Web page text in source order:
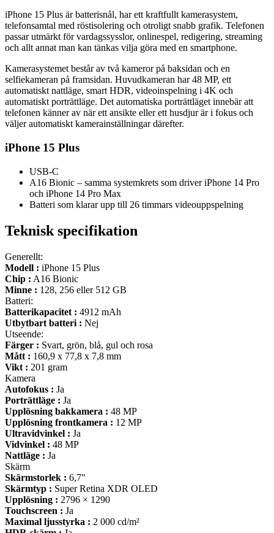
iPhone 15 Plus är batterisnål, har ett kraftfullt kamerasystem,
telefonsamtal med röstisolering och otroligt snabb grafik. Telefonen
passar utmärkt för vardagssysslor, onlinespel, redigering, streaming
och allt annat man kan tänkas vilja göra med en smartphone.
Kamerasystemet består av två kameror på baksidan och en
selfiekameran på framsidan. Huvudkameran har 48 MP, ett
automatiskt nattläge, smart HDR, videoinspelning i 4K och
automatiskt porträttläge. Det automatiska porträttläget innebär att
telefonen känner av när ett ansikte eller ett husdjur är i fokus och
väljer automatiskt kamerainställningar därefter.
iPhone 15 Plus
USB-C
A16 Bionic – samma systemkrets som driver iPhone 14 Pro
och iPhone 14 Pro Max
Batteri som klarar upp till 26 timmars videouppspelning
Teknisk specifikation
Generellt:
Modell : iPhone 15 Plus
Chip : A16 Bionic
Minne : 128, 256 eller 512 GB
Batteri:
Batterikapacitet : 4912 mAh
Utbytbart batteri : Nej
Utseende:
Färger : Svart, grön, blå, gul och rosa
Mått : 160,9 x 77,8 x 7,8 mm
Vikt : 201 gram
Kamera
Autofokus : Ja
Porträttläge : Ja
Upplösning bakkamera : 48 MP
Upplösning frontkamera : 12 MP
Ultravidvinkel : Ja
Vidvinkel : 48 MP
Nattläge : Ja
Skärm
Skärmstorlek : 6,7"
Skärmtyp : Super Retina XDR OLED
Upplösning : 2796 × 1290
Touchscreen : Ja
Maximal ljusstyrka : 2 000 cd/m²